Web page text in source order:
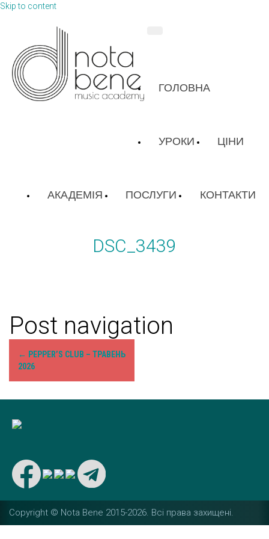
Skip to content
ГОЛОВНА
УРОКИ ЦІНИ
АКАДЕМІЯ ПОСЛУГИ КОНТАКТИ
DSC_3439
Post navigation
← PEPPER’S CLUB – ТРАВЕНЬ
2026
Copyright © Nota Bene 2015-2026. Вcі права захищені.